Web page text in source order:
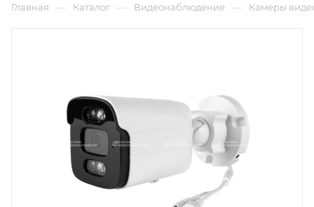
Главная — Каталог — Видеонаблюдение — Камеры